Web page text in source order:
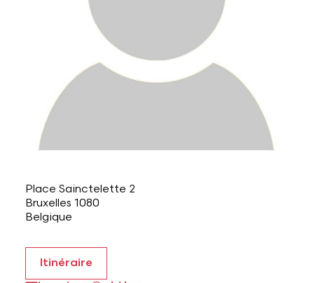
Adresse
Place Sainctelette 2
Bruxelles 1080
Belgique
Itinéraire
Lettres et Livres
Musique
Humour
Enseignement, formation, stage et emploi
Recherche & innovation
Les Belges Histoires